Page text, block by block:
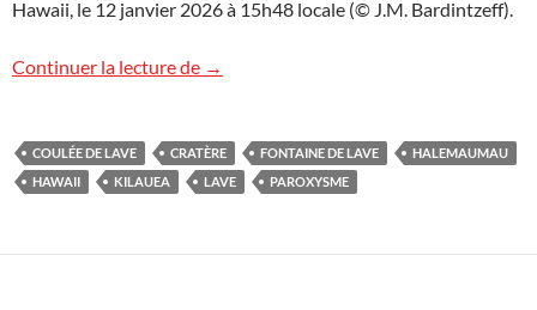
Hawaii, le 12 janvier 2026 à 15h48 locale (© J.M. Bardintzeff).
Continuer la lecture de Image d’Hawaii (16)
→
COULÉE DE LAVE CRATÈRE FONTAINE DE LAVE
HALEMAUMAU
HAWAII
KILAUEA LAVE PAROXYSME